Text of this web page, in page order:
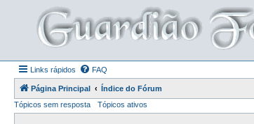
Links rápidos FAQ
Página Principal
Índice do Fórum
Tópicos sem resposta
Tópicos ativos